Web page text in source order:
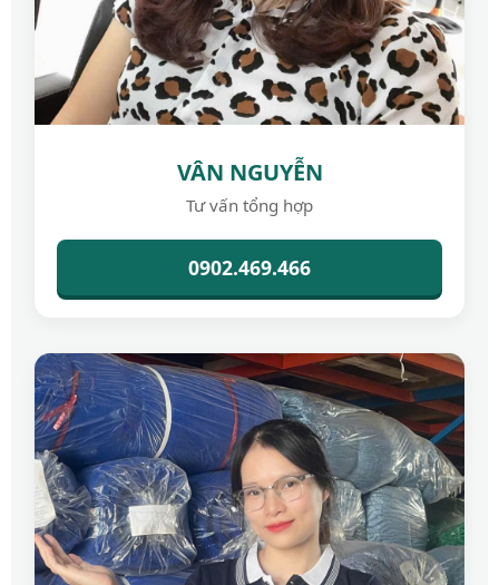
VÂN NGUYỄN
Tư vấn tổng hợp
0902.469.466